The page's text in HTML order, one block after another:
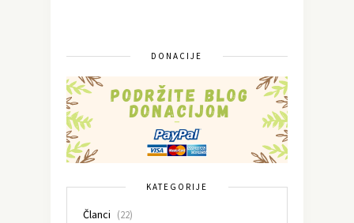
DONACIJE
KATEGORIJE
Članci (22)